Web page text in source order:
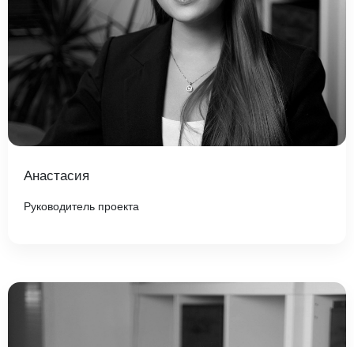
Анастасия
Руководитель проекта